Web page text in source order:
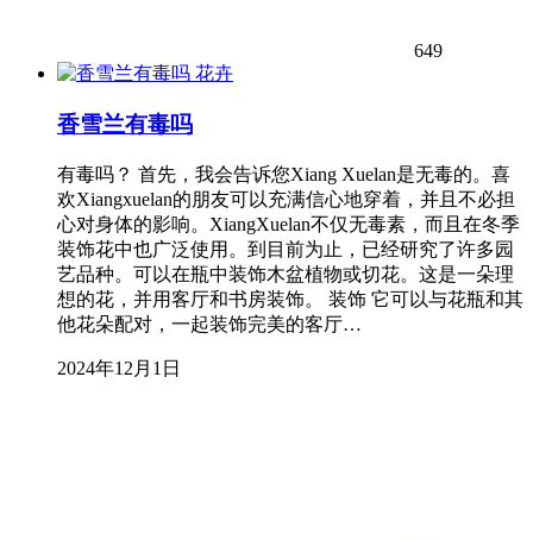
649
花卉
香雪兰有毒吗
有毒吗？ 首先，我会告诉您Xiang Xuelan是无毒的。喜
欢Xiangxuelan的朋友可以充满信心地穿着，并且不必担
心对身体的影响。XiangXuelan不仅无毒素，而且在冬季
装饰花中也广泛使用。到目前为止，已经研究了许多园
艺品种。可以在瓶中装饰木盆植物或切花。这是一朵理
想的花，并用客厅和书房装饰。 装饰 它可以与花瓶和其
他花朵配对，一起装饰完美的客厅…
2024年12月1日